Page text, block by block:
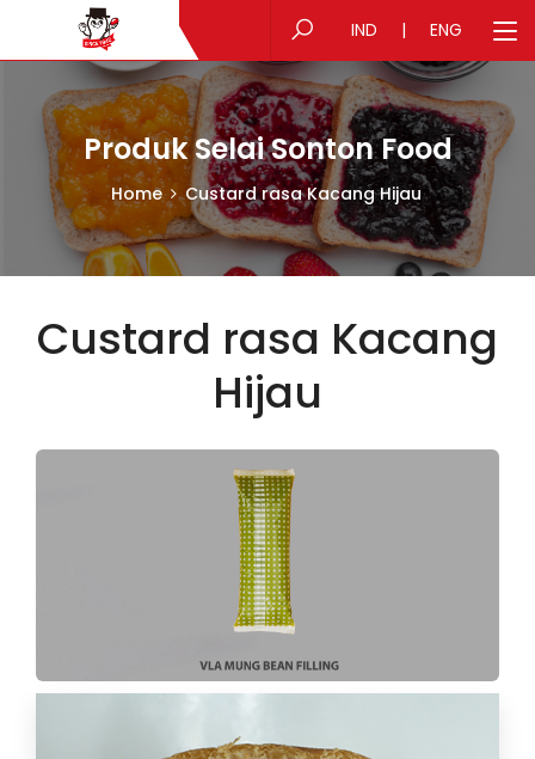
IND | ENG
Produk Selai Sonton Food
Home Custard rasa Kacang Hijau
Custard rasa Kacang
Hijau